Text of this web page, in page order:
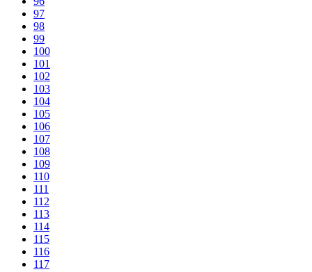
97
98
99
100
101
102
103
104
105
106
107
108
109
110
111
112
113
114
115
116
117